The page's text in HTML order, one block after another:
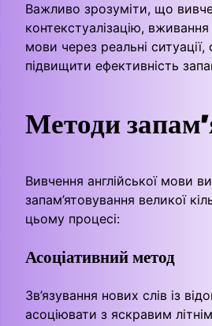
Важливо зрозуміти, що
контекстуалізацію,
мови через реальні
підвищити ефективність
Методи
Вивчення англійської мови
запам’ятовування великої
цьому процесі:
Асоціативний метод
Зв’язування нових слів із
асоціювати з яскравим